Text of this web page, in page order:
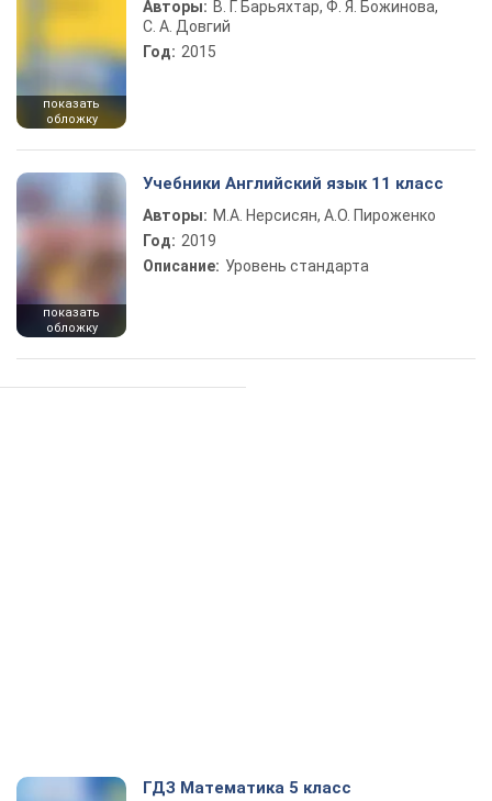
показать
обложку
Авторы: В. Г. Барьяхтар, Ф. Я. Божинова,
С. А. Довгий
Год: 2015
показать
обложку
Учебники Английский язык 11 класс
Авторы: М.А. Нерсисян, А.О. Пироженко
Год: 2019
Описание: Уровень стандарта
ГДЗ Математика 5 класс